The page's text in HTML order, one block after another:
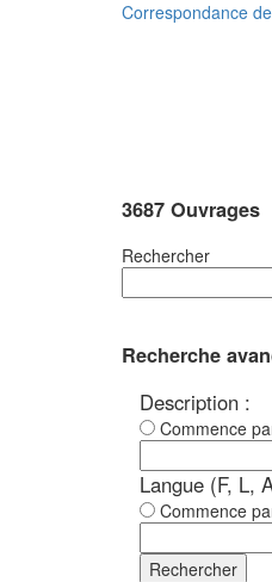
Correspondance de
3687 Ouvrages
Rechercher
Recherche
Description :
Commence
Langue (F, L,
Commence
Rechercher